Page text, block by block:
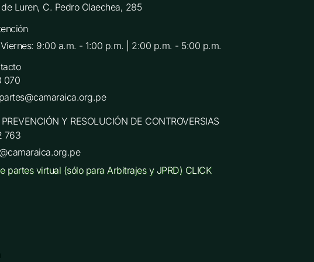
Luren, C. Pedro Olaechea, 285
Viernes: 9:00 a.m. - 1:00 p.m. | 2:00 p.m. - 5:00 p.m.
070
Y RESOLUCIÓN DE CONTROVERSIAS
763
partes virtual (sólo para Arbitrajes y JPRD) CLICK